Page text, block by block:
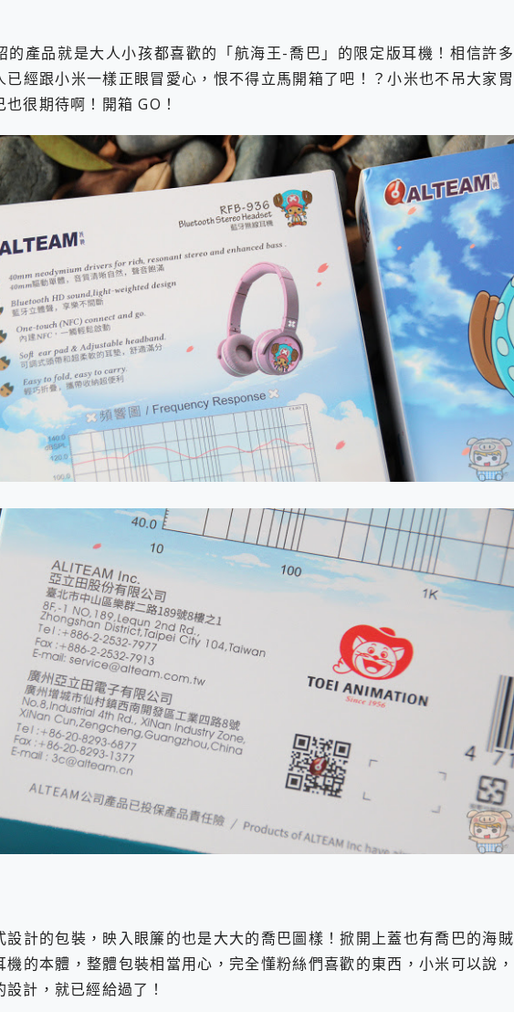
的產品就是大人小孩都喜歡的「航海王-喬巴」的限定版耳機！相信許多
已經跟小米一樣正眼冒愛心，恨不得立馬開箱了吧！？小米也不吊大家胃
很期待啊！開箱 GO！
設計的包裝，映入眼簾的也是大大的喬巴圖樣！掀開上蓋也有喬巴的海賊
機的本體，整體包裝相當用心，完全懂粉絲們喜歡的東西，小米可以說，
計，就已經給過了！